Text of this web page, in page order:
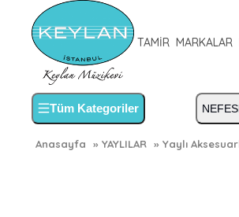
TAMİR MARKALAR
Tüm Kategoriler
Anasayfa » YAYLILAR » Yaylı